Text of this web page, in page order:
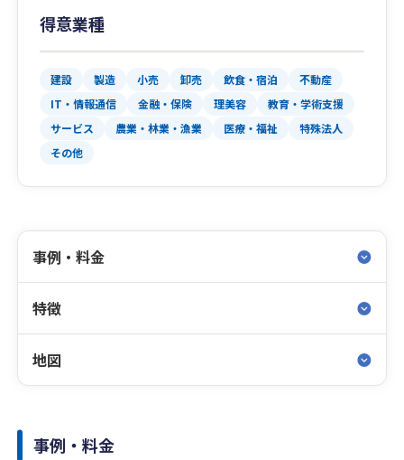
得意業種
建設 製造 小売 卸売 飲食・宿泊
不動産
IT・情報通信
金融・保険 理美容
教育・学術支援
サービス
農業・林業・漁業 医療・福祉
特殊法人
その他
事例・料金
特徴
地図
事例・料金